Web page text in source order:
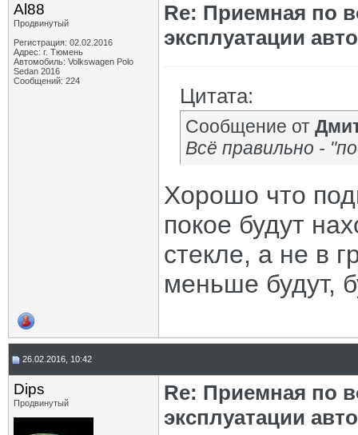
Al88
Продвинутый
Регистрация: 02.02.2016
Адрес: г. Тюмень
Автомобиль: Volkswagen Polo
Sedan 2016
Сообщений: 224
Re: Приемная по
эксплуатации
Цитата:
Сообщение от
Всё правильно -
Хорошо что
покое будут
стекле, а не в
меньше будут,
26.02.2016, 10:42
Dips
Продвинутый
Re: Приемная по
эксплуатации